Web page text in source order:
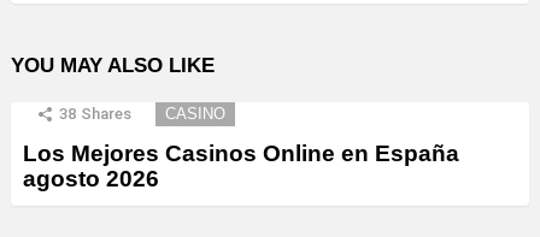
YOU MAY ALSO LIKE
38 Shares CASINO
Los Mejores Casinos Online en España
agosto 2026